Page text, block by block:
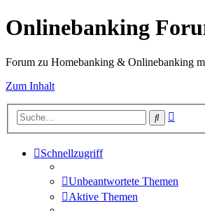
Onlinebanking
Forum zu Homebanking & Onlinebanking
Zum Inhalt
Suche
Schnellzugriff
Unbeantwortete Themen
Aktive Themen